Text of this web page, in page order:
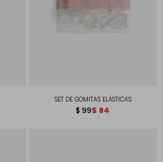
SET DE GOMITAS ELÁSTICAS
$ 99$ 84